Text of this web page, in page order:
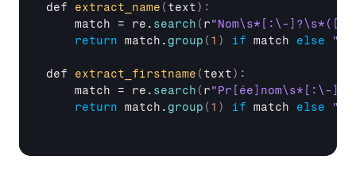
def extract_name ( text) :
match = re . search ( r"Nom\s*[:\-
return match . group ( 1 ) if match else ""
def extract_firstname ( text) :
match = re . search ( r"Pr[ée]nom\s*[:\-
return match . group ( 1 ) if match else ""